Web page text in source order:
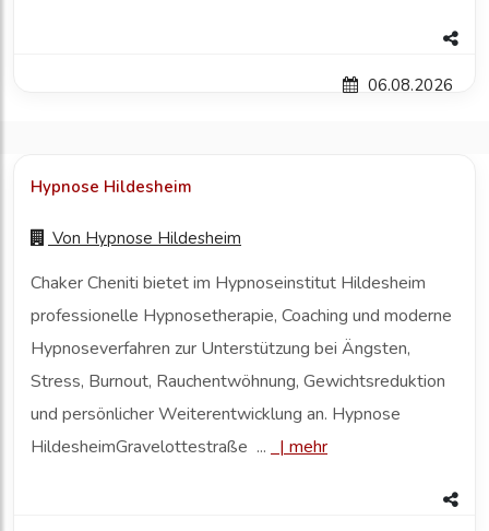
06.08.2026
Hypnose Hildesheim
Von Hypnose Hildesheim
Chaker Cheniti bietet im Hypnoseinstitut Hildesheim
professionelle Hypnosetherapie, Coaching und moderne
Hypnoseverfahren zur Unterstützung bei Ängsten,
Stress, Burnout, Rauchentwöhnung, Gewichtsreduktion
und persönlicher Weiterentwicklung an. Hypnose
HildesheimGravelottestraße ...
| mehr